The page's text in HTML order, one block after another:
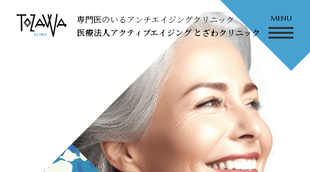
専門医のいるアンチエイジングクリニック
医療法人アクティブエイジング とざわクリニック